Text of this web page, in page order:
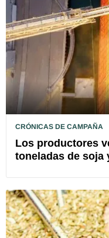
CRÓNICAS DE CAMPAÑA
Los productores
toneladas de soja